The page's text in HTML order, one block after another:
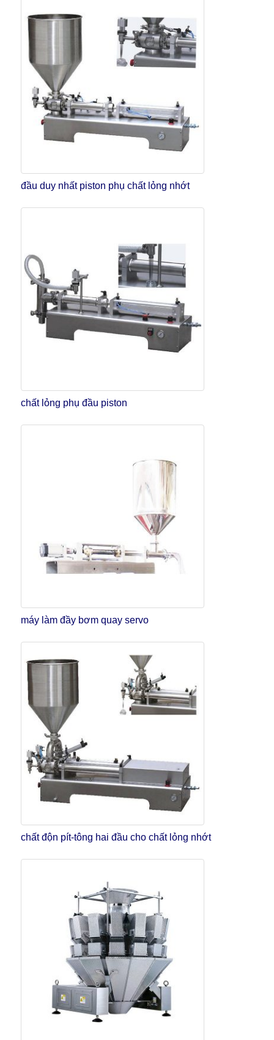
đầu duy nhất piston phụ chất lỏng nhớt
chất lỏng phụ đầu piston
máy làm đầy bơm quay servo
chất độn pít-tông hai đầu cho chất lỏng nhớt